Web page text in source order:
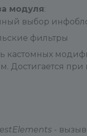
модуля:
выбор
фильтры
кастомных
Достигается
-